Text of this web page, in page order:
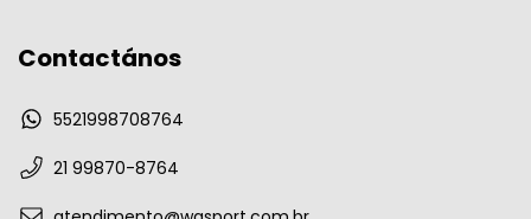
Contactános
5521998708764
21 99870-8764